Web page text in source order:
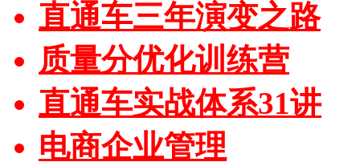
直通车三年演变之路
质量分优化训练营
直通车实战体系31讲
电商企业管理